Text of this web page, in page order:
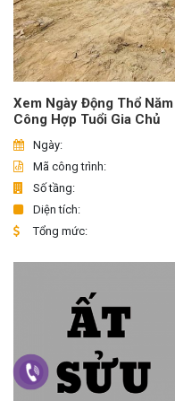
Xem Ngày Động Thổ
Công Hợp Tuổi Gia Chủ
Ngày:
Mã công trình:
Số tầng:
Diện tích:
Tổng mức: